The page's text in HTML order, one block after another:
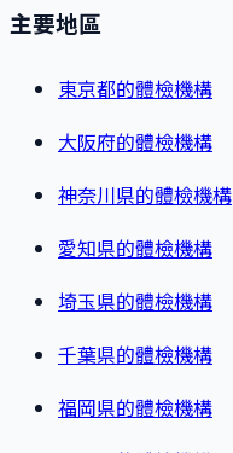
主要地區
東京都的體檢機構
大阪府的體檢機構
神奈川県的體檢機構
愛知県的體檢機構
埼玉県的體檢機構
千葉県的體檢機構
福岡県的體檢機構